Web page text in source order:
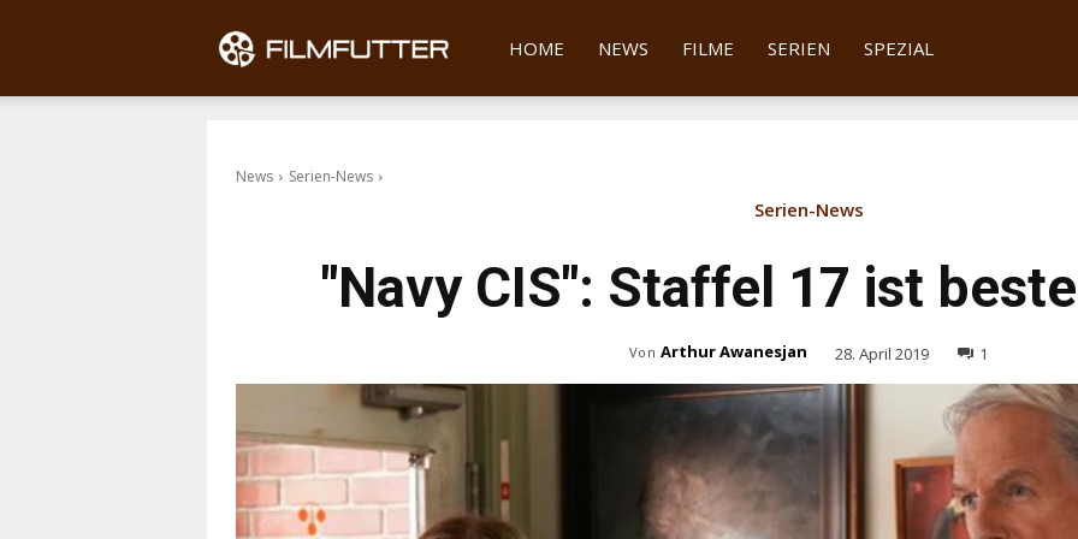
Filmfutter
HOME NEWS FILME SERIEN SPEZIAL
News Serien-News
Serien-News
"Navy CIS": Staffel 17 ist
Von Arthur Awanesjan 28. April 2019 1